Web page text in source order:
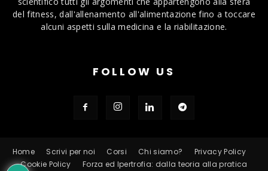
del fitness, dall'allenamento all'alimentazione fino a toccare
alcuni aspetti sulla medicina e la riabilitazione.
FOLLOW US
Home Scrivi per noi Corsi Chi siamo?
Privacy Policy
Cookie Policy
Forza ed Ipertrofia: dalla teoria alla pratica